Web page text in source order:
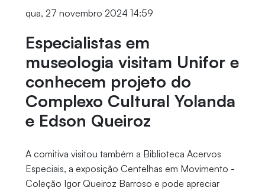
qua, 27 novembro 2024 14:59
Especialistas em
museologia visitam Unifor e
conhecem projeto do
Complexo Cultural Yolanda
e Edson Queiroz
A comitiva visitou também a Biblioteca Acervos
Especiais, a exposição Centelhas em Movimento -
Coleção Igor Queiroz Barroso e pode apreciar